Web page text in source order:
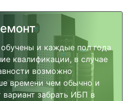
и каждые пол года
квалификации, в случае
возможно
времени чем обычно и
забрать ИБП в